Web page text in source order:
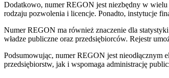
Dodatkowo, numer REGON jest niezbędny w
rodzaju pozwolenia i licencje. Ponadto, instytucje
Numer REGON ma również znaczenie dla
władze publiczne oraz przedsiębiorców. Rejestr
Podsumowując, numer REGON jest nieodłącznym
przedsiębiorstw, jak i wspomaga administrację